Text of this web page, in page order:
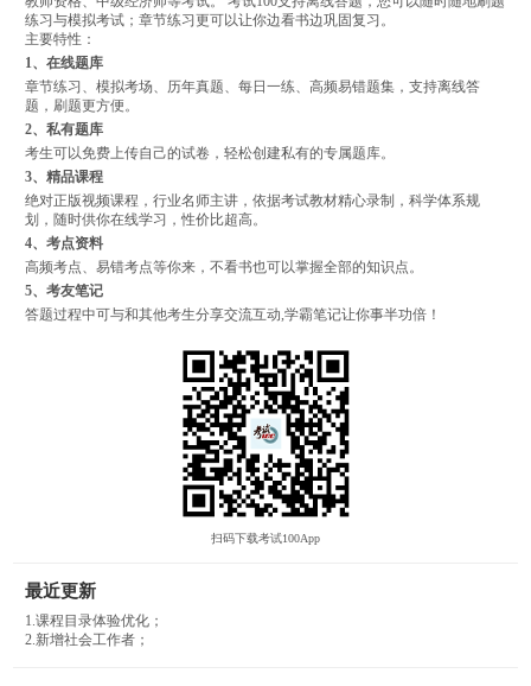
练习与模拟考试；章节练习更可以让你边看书边巩固复习。
主要特性：
1、在线题库
章节练习、模拟考场、历年真题、每日一练、高频易错题集，支持离线答
题，刷题更方便。
2、私有题库
考生可以免费上传自己的试卷，轻松创建私有的专属题库。
3、精品课程
绝对正版视频课程，行业名师主讲，依据考试教材精心录制，科学体系规
划，随时供你在线学习，性价比超高。
4、考点资料
高频考点、易错考点等你来，不看书也可以掌握全部的知识点。
5、考友笔记
答题过程中可与和其他考生分享交流互动,学霸笔记让你事半功倍！
扫码下载考试100App
最近更新
1.课程目录体验优化；
2.新增社会工作者；